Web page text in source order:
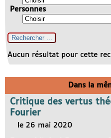
Personnes
Aucun résultat pour cette
Dans la
Critique des vertus
Fourier
le 26 mai 2020